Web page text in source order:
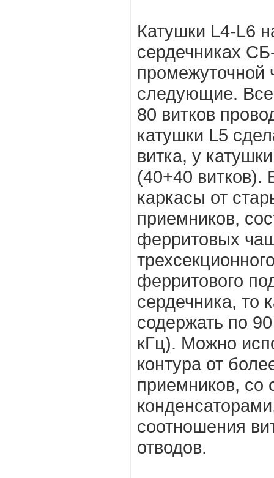
Катушки L4-L6
сердечниках
промежуточной
следующие. Все
80 витков
катушки L5
витка, у
(40+40 витков).
каркасы от
приемников,
ферритовых
ферритового
сердечника, то
содержать по
кГц). Можно
контура от
приемников, со
соотношения
отводов.